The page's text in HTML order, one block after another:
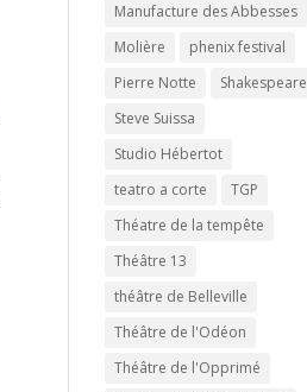
Manufacture des Abbesses
Molière
phenix festival
Pierre Notte
Shakespeare
Steve Suissa
Studio Hébertot
teatro a corte
TGP
Théatre de la tempête
Théâtre 13
théâtre de Belleville
Théâtre de l'Odéon
Théâtre de l'Opprimé